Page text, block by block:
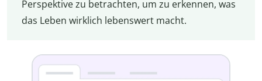
Perspektive zu betrachten, um zu erkennen, was
das Leben wirklich lebenswert macht.